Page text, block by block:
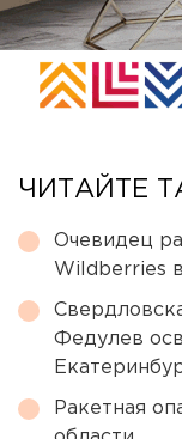
ЧИТАЙТЕ
Очевидец
Wildberries
Федулев
Ракетная